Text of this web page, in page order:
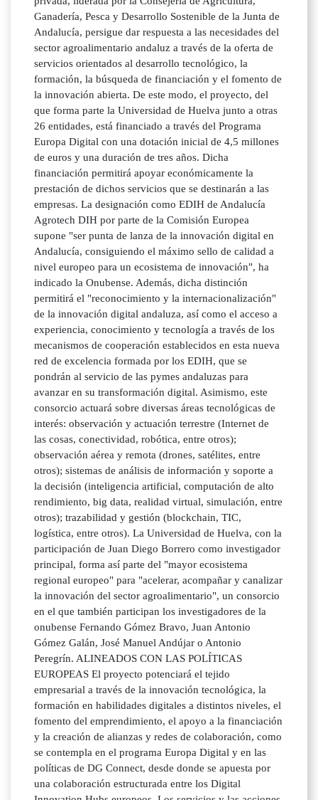
Ganadería, Pesca y Desarrollo Sostenible de la Junta de
Andalucía, persigue dar respuesta a las necesidades del
sector agroalimentario andaluz a través de la oferta de
servicios orientados al desarrollo tecnológico, la
formación, la búsqueda de financiación y el fomento de
la innovación abierta. De este modo, el proyecto, del
que forma parte la Universidad de Huelva junto a otras
26 entidades, está financiado a través del Programa
Europa Digital con una dotación inicial de 4,5 millones
de euros y una duración de tres años. Dicha
financiación permitirá apoyar económicamente la
prestación de dichos servicios que se destinarán a las
empresas. La designación como EDIH de Andalucía
Agrotech DIH por parte de la Comisión Europea
supone "ser punta de lanza de la innovación digital en
Andalucía, consiguiendo el máximo sello de calidad a
nivel europeo para un ecosistema de innovación", ha
indicado la Onubense. Además, dicha distinción
permitirá el "reconocimiento y la internacionalización"
de la innovación digital andaluza, así como el acceso a
experiencia, conocimiento y tecnología a través de los
mecanismos de cooperación establecidos en esta nueva
red de excelencia formada por los EDIH, que se
pondrán al servicio de las pymes andaluzas para
avanzar en su transformación digital. Asimismo, este
consorcio actuará sobre diversas áreas tecnológicas de
interés: observación y actuación terrestre (Internet de
las cosas, conectividad, robótica, entre otros);
observación aérea y remota (drones, satélites, entre
otros); sistemas de análisis de información y soporte a
la decisión (inteligencia artificial, computación de alto
rendimiento, big data, realidad virtual, simulación, entre
otros); trazabilidad y gestión (blockchain, TIC,
logística, entre otros). La Universidad de Huelva, con la
participación de Juan Diego Borrero como investigador
principal, forma así parte del "mayor ecosistema
regional europeo" para "acelerar, acompañar y canalizar
la innovación del sector agroalimentario", un consorcio
en el que también participan los investigadores de la
onubense Fernando Gómez Bravo, Juan Antonio
Gómez Galán, José Manuel Andújar o Antonio
Peregrín. ALINEADOS CON LAS POLÍTICAS
EUROPEAS El proyecto potenciará el tejido
empresarial a través de la innovación tecnológica, la
formación en habilidades digitales a distintos niveles, el
fomento del emprendimiento, el apoyo a la financiación
y la creación de alianzas y redes de colaboración, como
se contempla en el programa Europa Digital y en las
políticas de DG Connect, desde donde se apuesta por
una colaboración estructurada entre los Digital